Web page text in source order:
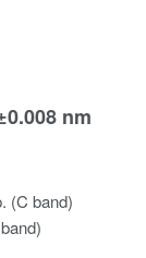
nm
(C band)